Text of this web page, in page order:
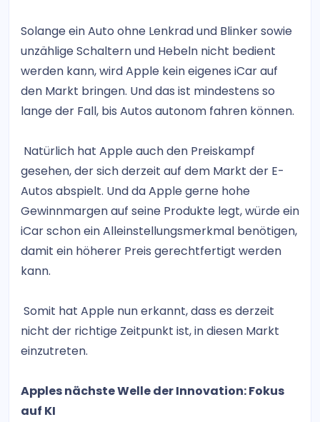
Solange ein Auto ohne Lenkrad und Blinker sowie
unzählige Schaltern und Hebeln nicht bedient
werden kann, wird Apple kein eigenes iCar auf
den Markt bringen. Und das ist mindestens so
lange der Fall, bis Autos autonom fahren können.
Natürlich hat Apple auch den Preiskampf
gesehen, der sich derzeit auf dem Markt der E-
Autos abspielt. Und da Apple gerne hohe
Gewinnmargen auf seine Produkte legt, würde ein
iCar schon ein Alleinstellungsmerkmal benötigen,
damit ein höherer Preis gerechtfertigt werden
kann.
Somit hat Apple nun erkannt, dass es derzeit
nicht der richtige Zeitpunkt ist, in diesen Markt
einzutreten.
Apples nächste Welle der Innovation: Fokus
auf KI